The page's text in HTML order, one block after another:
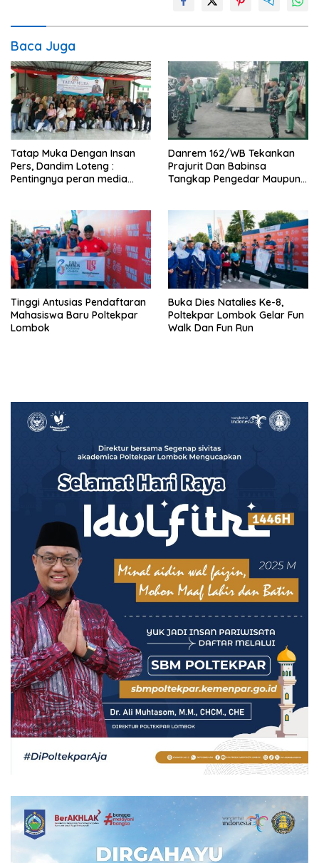
Baca Juga
Tatap Muka Dengan Insan
Pers, Dandim Loteng :
Pentingnya peran media
obyektif
Danrem 162/WB Tekankan
Prajurit Dan Babinsa
Tangkap Pengedar Maupun
Tinggi Antusias Pendaftaran
Mahasiswa Baru Poltekpar
Lombok
Buka Dies Natalies Ke-8,
Poltekpar Lombok Gelar Fun
Walk Dan Fun Run